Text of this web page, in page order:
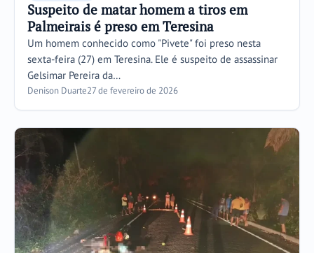
Suspeito de matar homem a tiros em
Palmeirais é preso em Teresina
Um homem conhecido como "Pivete" foi preso nesta
sexta-feira (27) em Teresina. Ele é suspeito de assassinar
Gelsimar Pereira da…
Denison Duarte27 de fevereiro de 2026